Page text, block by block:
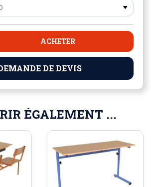
ACHETER
DE DEVIS
ÉGALEMENT ...